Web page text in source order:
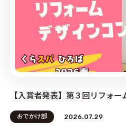
【入賞者発表】第３回リフォ
おでかけ部 2026.07.29